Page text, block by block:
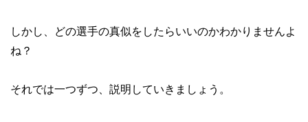
しかし、どの選手の真似をしたらいいのかわかりませんよ
ね？
それでは一つずつ、説明していきましょう。